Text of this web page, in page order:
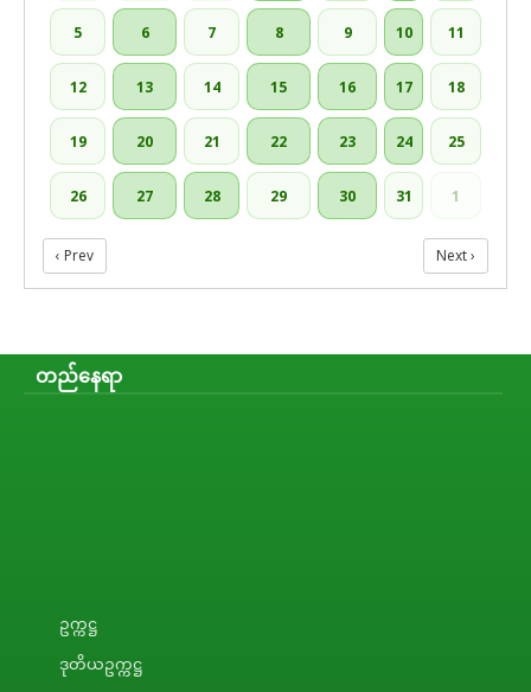
5 6 7 8 9 10 11
12 13 14 15 16 17 18
19 20 21 22 23 24 25
26 27 28 29 30 31 1
‹ Prev Next ›
တည်နေရာ
ဥက္ကဋ္ဌ
ဒုတိယဥက္ကဋ္ဌ